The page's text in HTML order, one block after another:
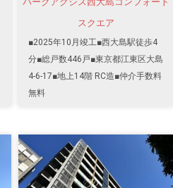
スクエア
■2025年10月竣工■西大島駅徒歩4
分■総戸数446戸■東京都江東区大島
4-6-17■地上14階 RC造■仲介手数料
無料